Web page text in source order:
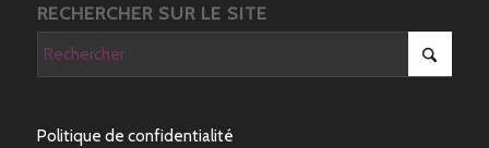
RECHERCHER SUR LE SITE
Politique de confidentialité